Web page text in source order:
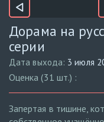
Дорама на
серии
Дата выхода: 3 июля
Оценка (31 шт.) :
Запертая в тишине,